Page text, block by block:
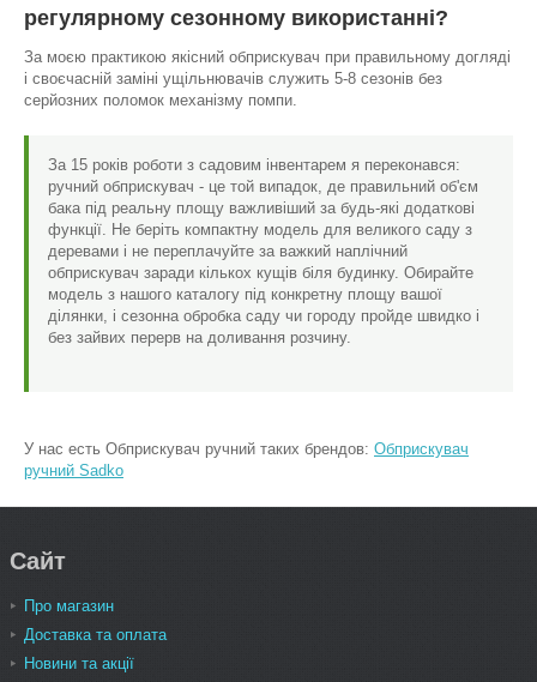
регулярному сезонному використанні?
За моєю практикою якісний обприскувач при правильному догляді
і своєчасній заміні ущільнювачів служить 5-8 сезонів без
серйозних поломок механізму помпи.
За 15 років роботи з садовим інвентарем я переконався:
ручний обприскувач - це той випадок, де правильний об'єм
бака під реальну площу важливіший за будь-які додаткові
функції. Не беріть компактну модель для великого саду з
деревами і не переплачуйте за важкий наплічний
обприскувач заради кількох кущів біля будинку. Обирайте
модель з нашого каталогу під конкретну площу вашої
ділянки, і сезонна обробка саду чи городу пройде швидко і
без зайвих перерв на доливання розчину.
У нас есть Обприскувач ручний таких брендов: Обприскувач
ручний Sadko
Сайт
Про магазин
Доставка та оплата
Новини та акції